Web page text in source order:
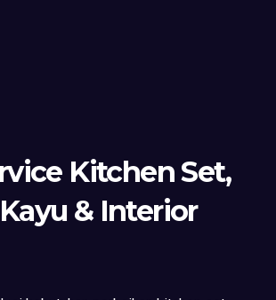
Kitchen Set,
& Interior